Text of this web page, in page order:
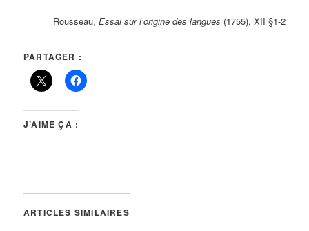
Rousseau, Essai sur l’origine des langues (1755), XII §1-2
PARTAGER :
J’AIME ÇA :
ARTICLES SIMILAIRES